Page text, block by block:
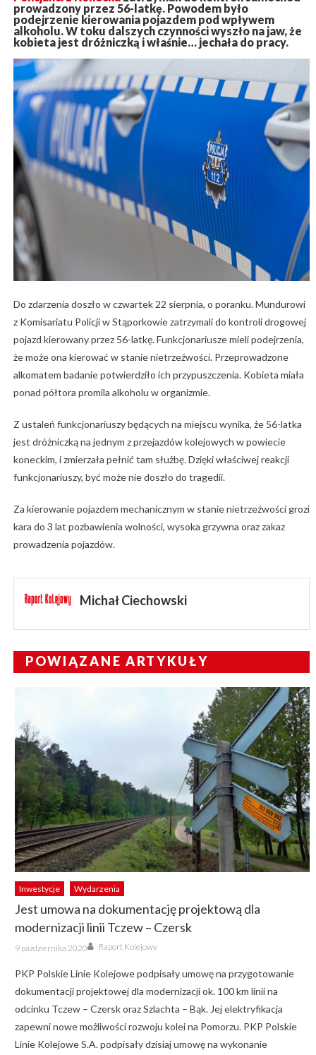
prowadzony przez 56-latkę. Powodem było
podejrzenie kierowania pojazdem pod wpływem
alkoholu. W toku dalszych czynności wyszło na jaw, że
kobieta jest dróżniczką i właśnie… jechała do pracy.
Do zdarzenia doszło w czwartek 22 sierpnia, o poranku. Mundurowi
z Komisariatu Policji w Stąporkowie zatrzymali do kontroli drogowej
pojazd kierowany przez 56-latkę. Funkcjonariusze mieli podejrzenia,
że może ona kierować w stanie nietrzeźwości. Przeprowadzone
alkomatem badanie potwierdziło ich przypuszczenia. Kobieta miała
ponad półtora promila alkoholu w organizmie.
Z ustaleń funkcjonariuszy będących na miejscu wynika, że 56-latka
jest dróżniczką na jednym z przejazdów kolejowych w powiecie
koneckim, i zmierzała pełnić tam służbę. Dzięki właściwej reakcji
funkcjonariuszy, być może nie doszło do tragedii.
Za kierowanie pojazdem mechanicznym w stanie nietrzeźwości grozi
kara do 3 lat pozbawienia wolności, wysoka grzywna oraz zakaz
prowadzenia pojazdów.
Michał Ciechowski
POWIĄZANE ARTYKUŁY
Inwestycje Wydarzenia
Jest umowa na dokumentację projektową dla
modernizacji linii Tczew – Czersk
Posted
on
9 października 2020 Author
Raport Kolejowy
PKP Polskie Linie Kolejowe podpisały umowę na przygotowanie
dokumentacji projektowej dla modernizacji ok. 100 km linii na
odcinku Tczew – Czersk oraz Szlachta – Bąk. Jej elektryfikacja
zapewni nowe możliwości rozwoju kolei na Pomorzu. PKP Polskie
Linie Kolejowe S.A. podpisały dzisiaj umowę na wykonanie